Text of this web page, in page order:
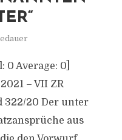
0 Average: 0]
– VII ZR
322/20 Der unter
aus